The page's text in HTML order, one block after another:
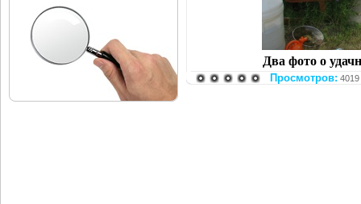
Два фото о
Просмотров: